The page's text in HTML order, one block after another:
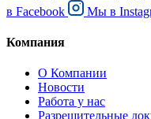
в Facebook Мы в
Компания
О Компании
Новости
Работа у нас
Разрешительные